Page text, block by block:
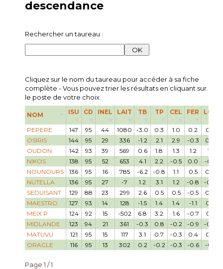
descendance
Rechercher un taureau :
Cliquez sur le nom du taureau pour accéder à sa fiche
complète - Vous pouvez trier les résultats en cliquant sur
le poste de votre choix.
NOM ISU CD INEL LAIT TB TP CEL FER LGF
PEPERE 147 95 44 1080 -3.0 0.3 1.0 0.2 0.3
OSIRIS
144 95 29 336 -1.2 2.1 2.9 -0.3 0.0
OUDON
142 93 39 569 0.6 1.8 1.3 1.2
1.1
NIKOS
138 95 52 653 4.1 2.2 -0.5 0.0 -0.5
NOUNOURS
136 95 16 785 -6.2 -0.8 1.1 0.5
0.4
NUTELLA
136 95 27 -7 1.2 3.1 1.2 -0.8 -0.4
SEDUISANT
129 88 23 299 2.6 0.5 0.5 -0.5 0.4
MAESTRO
127 93 14 128 -1.5 1.4 1.4 -1.1
0.2
MEIX P
124 92 15 -502 6.8 3.2 1.6 -0.7 0.1
MIDLANDE
123 94 21 361 -0.3 0.8 -0.2 -0.9 -0.8
MATUVU
121 95 15 117 3.1 0.7 -0.3 0.4
0.2
ORACLE
116 95 13 302 0.2 -0.2 -0.3 -0.6 -0.1
Page 1 / 1